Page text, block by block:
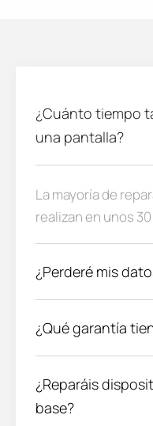
¿Cuánto tiempo
una pantalla?
La mayoría de
realizan en unos
¿Perderé mis
¿Qué garantía
¿Reparáis
base?